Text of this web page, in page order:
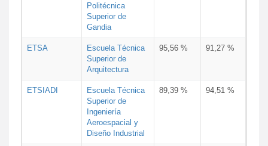
Politécnica
Superior de
Gandia
ETSA
Escuela Técnica
Superior de
Arquitectura
95,56 % 91,27 %
ETSIADI
Escuela Técnica
Superior de
Ingeniería
Aeroespacial y
Diseño Industrial
89,39 % 94,51 %